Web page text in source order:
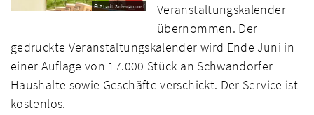
© Stadt Schwandorf
Veranstaltungskalender
übernommen. Der
gedruckte Veranstaltungskalender wird Ende Juni in
einer Auflage von 17.000 Stück an Schwandorfer
Haushalte sowie Geschäfte verschickt. Der Service ist
kostenlos.